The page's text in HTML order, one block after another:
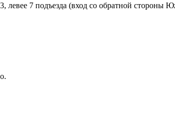
левее 7 подъезда (вход со обратной